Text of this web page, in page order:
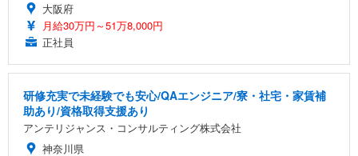
大阪府
月給30万円～51万8,000円
正社員
研修充実で未経験でも安心/QAエンジニア/寮・社宅・家賃補
助あり/資格取得支援あり
アンテリジャンス・コンサルティング株式会社
神奈川県